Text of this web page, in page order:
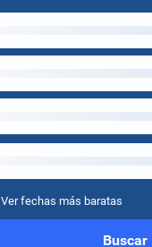
Ver fechas más baratas
Buscar